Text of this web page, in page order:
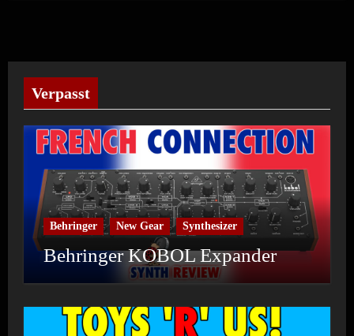
Verpasst
Behringer New Gear Synthesizer
Behringer KOBOL Expander